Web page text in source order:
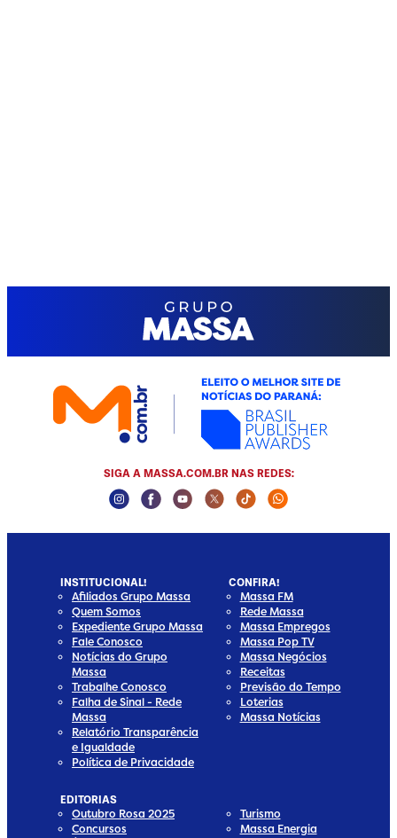
SIGA A MASSA.COM.BR NAS REDES:
Instagram Social Media
Facebook Social Media
Youtube Social Media
Twitter Social Media
Tiktok Social Media
Whatsapp
INSTITUCIONAL!
Afiliados Grupo Massa
Quem Somos
Expediente Grupo Massa
Fale Conosco
Notícias do Grupo
Massa
Trabalhe Conosco
Falha de Sinal - Rede
Massa
Relatório Transparência
e Igualdade
Política de Privacidade
CONFIRA!
Massa FM
Rede Massa
Massa Empregos
Massa Pop TV
Massa Negócios
Receitas
Previsão do Tempo
Loterias
Massa Notícias
EDITORIAS
Outubro Rosa 2025
Concursos
Turismo
Massa Energia